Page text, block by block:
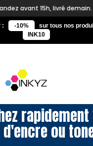
avant 15h, livré demain.
: -10%
sur tous nos
INK10
ou